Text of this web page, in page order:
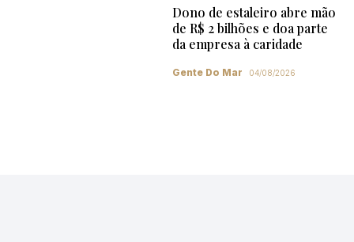
Dono de estaleiro abre mão
de R$ 2 bilhões e doa parte
da empresa à caridade
Gente Do Mar 04/08/2026